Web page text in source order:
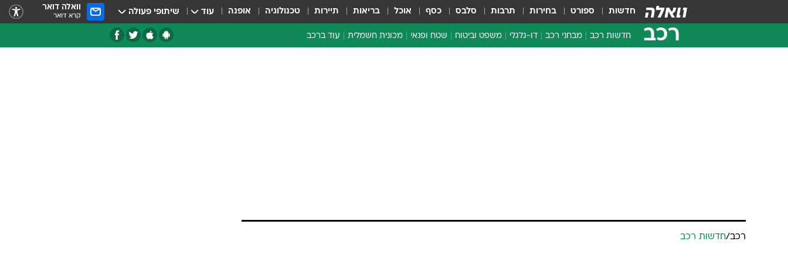
חדשות ספורט בחירות תרבות סלבס כסף אוכל בריאות תיירות טכנולוגיה אופנה עוד שיתופי פעולה וואלה דואר
קרא דואר
רכב חדשות רכב מבחני רכב דו-גלגלי משפט וביטוח שטח ופנאי מכונית חשמלית עוד ברכב
רכב/חדשות רכב